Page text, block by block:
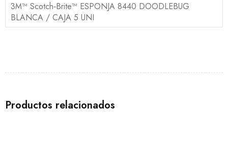
3M™ Scotch‑Brite™ ESPONJA 8440 DOODLEBUG
BLANCA / CAJA 5 UNI
Productos relacionados